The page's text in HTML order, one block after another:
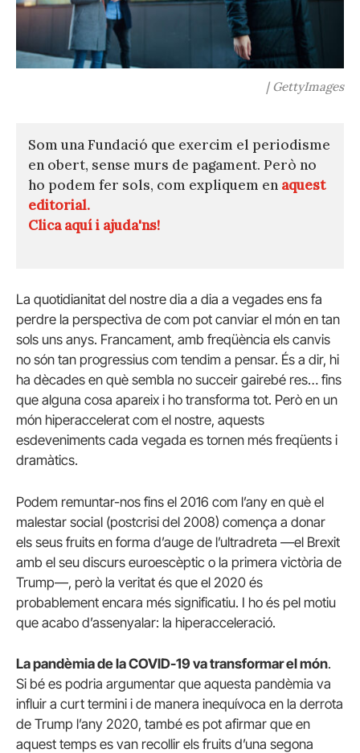
| GettyImages
Som una Fundació que exercim el periodisme
en obert, sense murs de pagament. Però no
ho podem fer sols, com expliquem en aquest
editorial.
Clica aquí i ajuda'ns!
La quotidianitat del nostre dia a dia a vegades ens fa
perdre la perspectiva de com pot canviar el món en tan
sols uns anys. Francament, amb freqüència els canvis
no són tan progressius com tendim a pensar. És a dir, hi
ha dècades en què sembla no succeir gairebé res… fins
que alguna cosa apareix i ho transforma tot. Però en un
món hiperaccelerat com el nostre, aquests
esdeveniments cada vegada es tornen més freqüents i
dramàtics.
Podem remuntar-nos fins el 2016 com l’any en què el
malestar social (postcrisi del 2008) comença a donar
els seus fruits en forma d’auge de l’ultradreta —el Brexit
amb el seu discurs euroescèptic o la primera victòria de
Trump—, però la veritat és que el 2020 és
probablement encara més significatiu. I ho és pel motiu
que acabo d’assenyalar: la hiperacceleració.
La pandèmia de la COVID-19 va transformar el món.
Si bé es podria argumentar que aquesta pandèmia va
influir a curt termini i de manera inequívoca en la derrota
de Trump l’any 2020, també es pot afirmar que en
aquest temps es van recollir els fruits d’una segona